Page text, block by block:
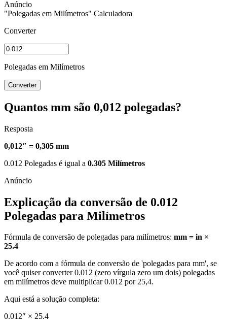
"Polegadas em Milímetros" Calculadora
Converter
Polegadas em Milímetros
Converter
Quantos mm são 0,012 polegadas?
Resposta
0,012″ = 0,305 mm
0.012 Polegadas é igual a 0.305 Milímetros
Explicação da conversão de 0.012
Polegadas para Milímetros
Fórmula de conversão de polegadas para milímetros: mm = in ×
25.4
De acordo com a fórmula de conversão de 'polegadas para mm', se
você quiser converter 0.012 (zero vírgula zero um dois) polegadas
em milímetros deve multiplicar 0.012 por 25,4.
Aqui está a solução completa:
0.012″ × 25.4